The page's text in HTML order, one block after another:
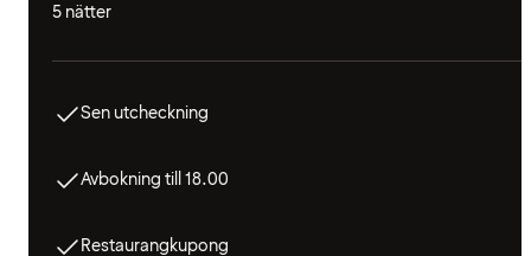
5 nätter
Sen utcheckning
Avbokning till 18.00
Restaurangkupong